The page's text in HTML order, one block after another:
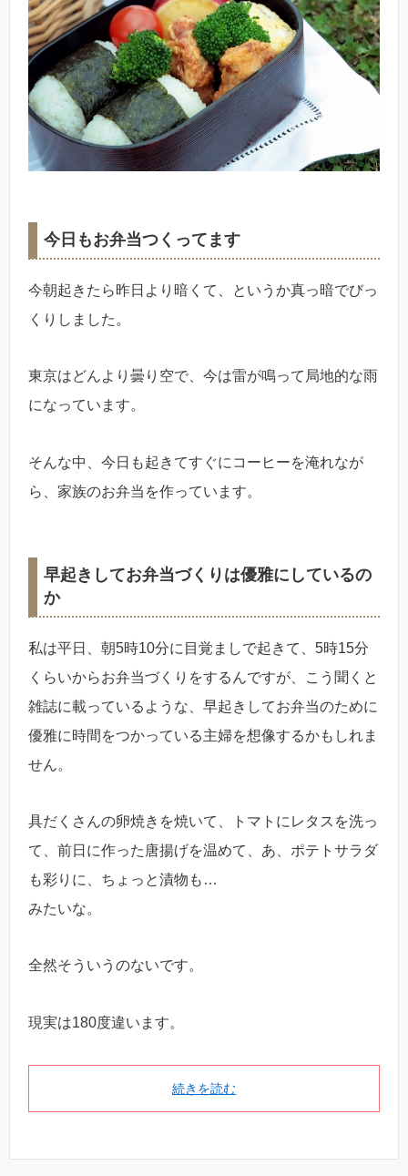
今日もお弁当つくってます
今朝起きたら昨日より暗くて、というか真っ暗でびっ
くりしました。
東京はどんより曇り空で、今は雷が鳴って局地的な雨
になっています。
そんな中、今日も起きてすぐにコーヒーを淹れなが
ら、家族のお弁当を作っています。
早起きしてお弁当づくりは優雅にしているの
か
私は平日、朝5時10分に目覚ましで起きて、5時15分
くらいからお弁当づくりをするんですが、こう聞くと
雑誌に載っているような、早起きしてお弁当のために
優雅に時間をつかっている主婦を想像するかもしれま
せん。
具だくさんの卵焼きを焼いて、トマトにレタスを洗っ
て、前日に作った唐揚げを温めて、あ、ポテトサラダ
も彩りに、ちょっと漬物も…
みたいな。
全然そういうのないです。
現実は180度違います。
続きを読む